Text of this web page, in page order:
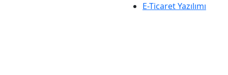
E-Ticaret Yazılımı